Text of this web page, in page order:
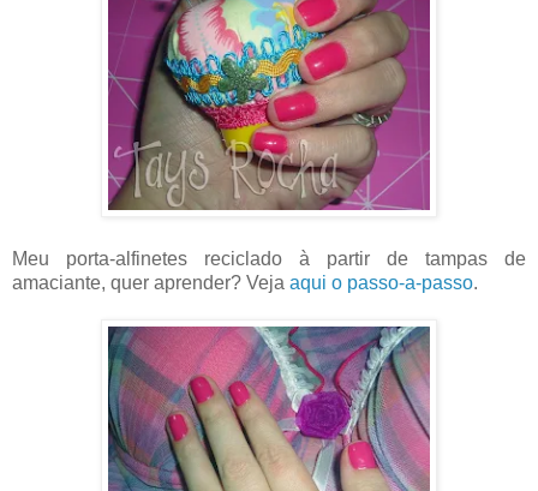
Meu porta-alfinetes reciclado à partir de tampas de
amaciante, quer aprender? Veja aqui o passo-a-passo.